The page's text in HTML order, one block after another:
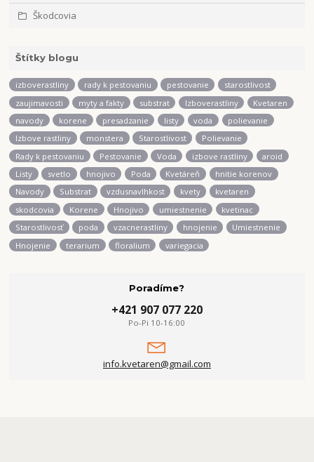
Škodcovia
Štítky blogu
izboverastliny rady k pestovaniu pestovanie
starostlivost
zaujimavosti
myty a fakty substrat Izboverastliny
Kvetaren
navody
korene presadzanie listy voda
polievanie
Izbove rastliny
monstera Starostlivost
Polievanie
Rady k pestovaniu
Pestovanie Voda izbove rastliny
aroid
Listy
svetlo hnojivo Poda Kvetáreň
hnitie korenov
Navody
Substrat vzdusnavlhkost kvety
kvetaren
skodcovia
Korene Hnojivo umiestnenie
kvetinac
Starostlivosť
poda vzacnerastliny hnojenie
Umiestnenie
Hnojenie
terarium floralium variegacia
Poradíme?
+421 907 077 220
Po-Pi 10-16:00
info.kvetaren@gmail.com